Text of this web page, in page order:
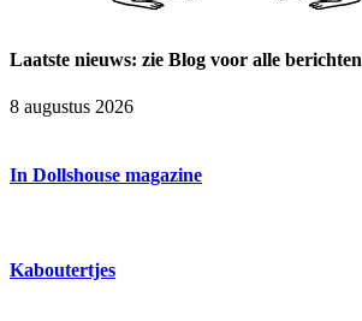
Laatste nieuws: zie Blog voor alle berichten
8 augustus 2026
In Dollshouse magazine
Kaboutertjes